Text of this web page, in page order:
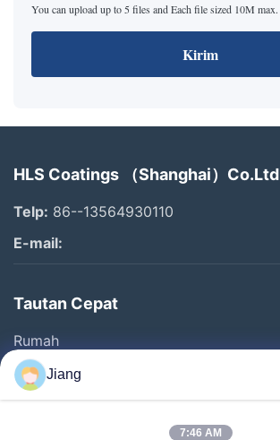
You can upload up to 5 files and Each file sized 10M max.
Kirim
HLS Coatings （Shanghai）Co.Ltd
Telp: 86--13564930110
E-mail:
Tautan Cepat
Rumah
Produk
Video
Jiang
7:46 AM